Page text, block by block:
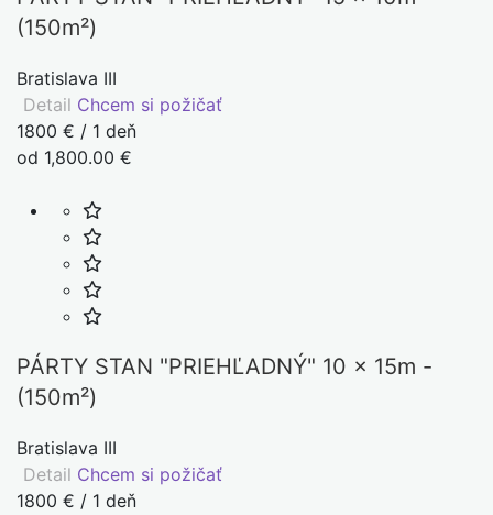
(150m²)
Bratislava III
Detail Chcem si požičať
1800 € / 1 deň
od 1,800.00 €
PÁRTY STAN "PRIEHĽADNÝ" 10 x 15m -
(150m²)
Bratislava III
Detail Chcem si požičať
1800 € / 1 deň